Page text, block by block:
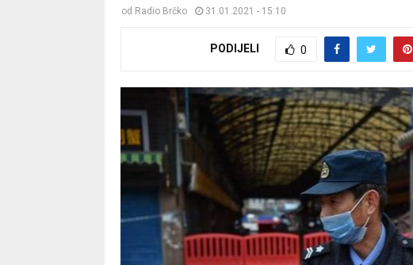
od Radio Brčko 31.01.2021 - 15:10
PODIJELI 0